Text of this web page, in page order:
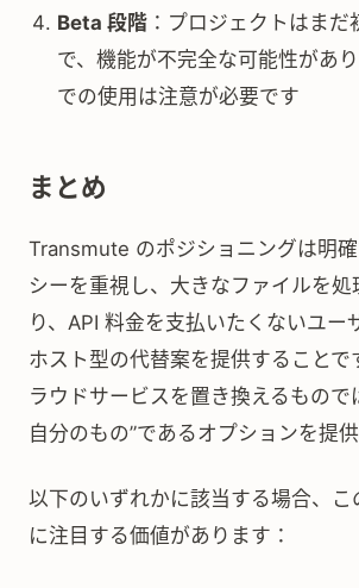
Beta 段階 ：プロジェクトはまだ
で、機能が不完全な可能性があ
での使用は注意が必要です
まとめ
Transmute のポジショニングは明
シーを重視し、大きなファイルを処
り、API 料金を支払いたくないユー
ホスト型の代替案を提供することで
ラウドサービスを置き換えるもので
自分のもの”であるオプションを提供
以下のいずれかに該当する場合、こ
に注目する価値があります：